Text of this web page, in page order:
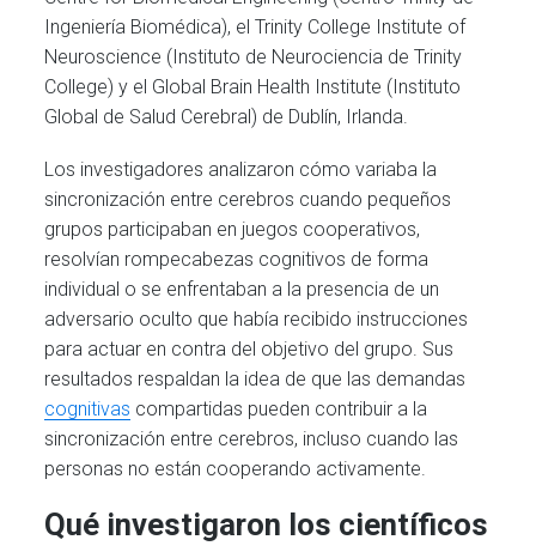
Ingeniería Biomédica), el Trinity College Institute of
Neuroscience (Instituto de Neurociencia de Trinity
College) y el Global Brain Health Institute (Instituto
Global de Salud Cerebral) de Dublín, Irlanda.
Los investigadores analizaron cómo variaba la
sincronización entre cerebros cuando pequeños
grupos participaban en juegos cooperativos,
resolvían rompecabezas cognitivos de forma
individual o se enfrentaban a la presencia de un
adversario oculto que había recibido instrucciones
para actuar en contra del objetivo del grupo. Sus
resultados respaldan la idea de que las demandas
cognitivas compartidas pueden contribuir a la
sincronización entre cerebros, incluso cuando las
personas no están cooperando activamente.
Qué investigaron los científicos